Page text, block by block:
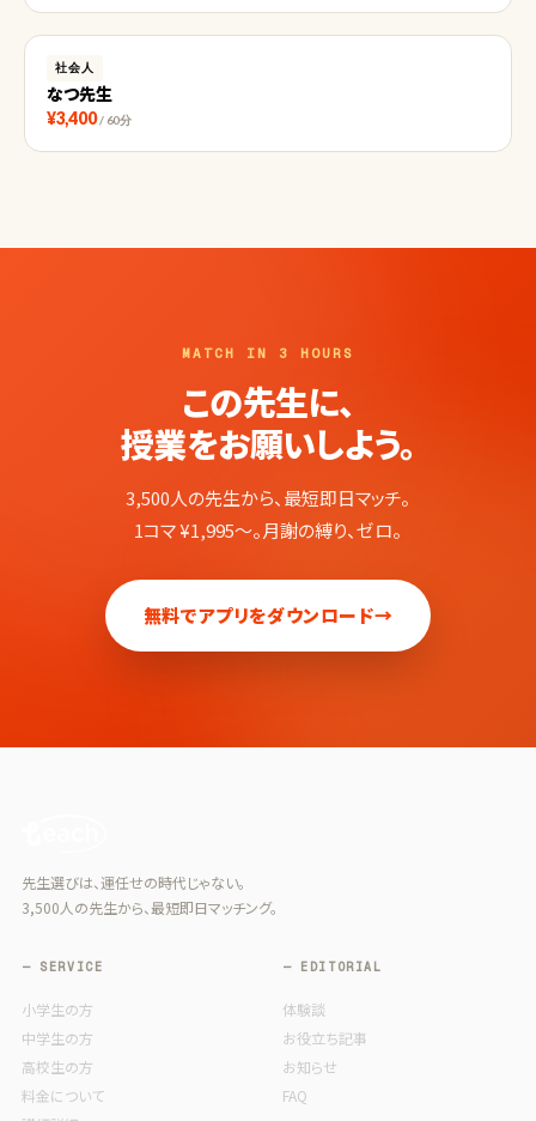
社会人
なつ先生
¥3,400 / 60分
MATCH IN 3 HOURS
この先生に、
授業をお願いしよう。
3,500人の先生から、最短即日マッチ。
1コマ ¥1,995〜。月謝の縛り、ゼロ。
無料でアプリをダウンロード→
先生選びは、運任せの時代じゃない。
3,500人の先生から、最短即日マッチング。
— SERVICE
小学生の方
中学生の方
高校生の方
料金について
— EDITORIAL
体験談
お役立ち記事
お知らせ
FAQ